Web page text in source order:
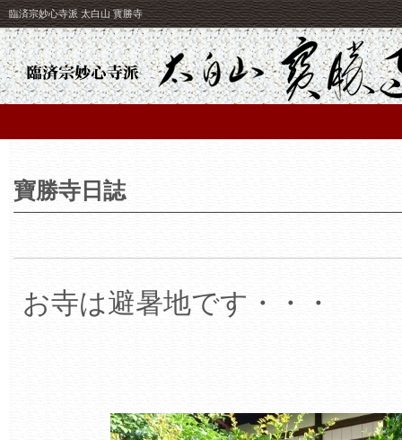
臨済宗妙心寺派 太白山 寳勝寺
寶勝寺日誌
お寺は避暑地です・・・